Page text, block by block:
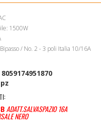
1500W
/ No. 2 - 3 poli Italia 10/16A
8059174951870
ADATT.SALVASPAZIO 16A
NERO